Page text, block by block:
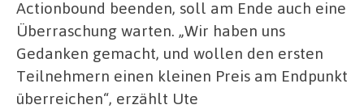
Actionbound beenden, soll am Ende auch eine
Überraschung warten. „Wir haben uns
Gedanken gemacht, und wollen den ersten
Teilnehmern einen kleinen Preis am Endpunkt
überreichen“, erzählt Ute